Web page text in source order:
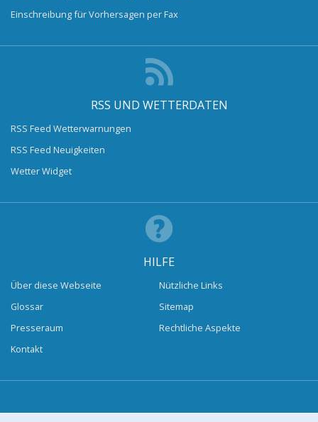
Einschreibung für Vorhersagen per Fax
RSS UND WETTERDATEN
RSS Feed Wetterwarnungen
RSS Feed Neuigkeiten
Wetter Widget
HILFE
Über diese Webseite
Glossar
Presseraum
Kontakt
Nützliche Links
Sitemap
Rechtliche Aspekte